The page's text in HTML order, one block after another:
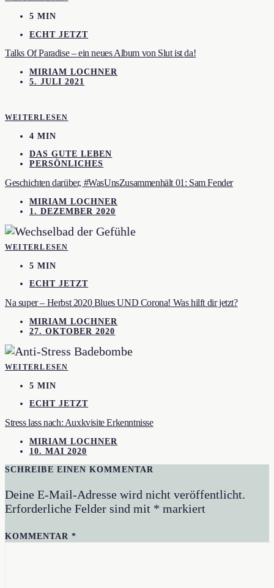
5 MIN
ECHT JETZT
Talks Of Paradise – ein neues Album von Slut ist da!
MIRIAM LOCHNER
5. JULI 2021
WEITERLESEN
4 MIN
DAS GUTE LEBEN
PERSÖNLICHES
Geschichten darüber, #WasUnsZusammenhält 01: Sam Fender
MIRIAM LOCHNER
1. DEZEMBER 2020
WEITERLESEN
5 MIN
ECHT JETZT
Na super – Herbst 2020 Blues UND Corona! Was hilft dir jetzt?
MIRIAM LOCHNER
27. OKTOBER 2020
WEITERLESEN
5 MIN
ECHT JETZT
Stress lass nach: Auxkvisite Erkenntnisse
MIRIAM LOCHNER
10. MAI 2020
SCHREIBE EINEN KOMMENTAR
Deine E-Mail-Adresse wird nicht veröffentlicht.
Erforderliche Felder sind mit * markiert
KOMMENTAR*